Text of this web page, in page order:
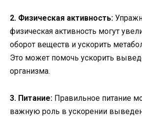
2. Физическая активность:
физическая активность могут
оборот веществ и ускорить
Это может помочь ускорить
организма.
3. Питание: Правильное питание
важную роль в ускорении